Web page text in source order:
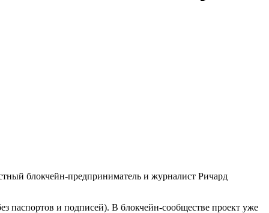
блокчейн-предприниматель и журналист Ричард
паспортов и подписей). В блокчейн-сообществе проект уже